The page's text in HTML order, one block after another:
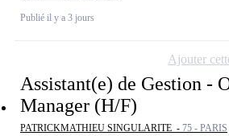
Publié il y a 3 jours
Assistant(e) de Gestion -
Manager (H/F)
PATRICKMATHIEU SINGULARITE - 75 - PARIS
Ajouter